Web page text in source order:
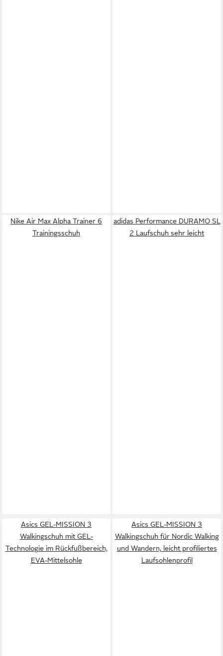
Nike Air Max Alpha Trainer 6
Trainingsschuh
adidas Performance DURAMO SL
2 Laufschuh sehr leicht
Asics GEL-MISSION 3
Walkingschuh mit GEL-
Technologie im Rückfußbereich,
EVA-Mittelsohle
Asics GEL-MISSION 3
Walkingschuh für Nordic Walking
und Wandern, leicht profiliertes
Laufsohlenprofil